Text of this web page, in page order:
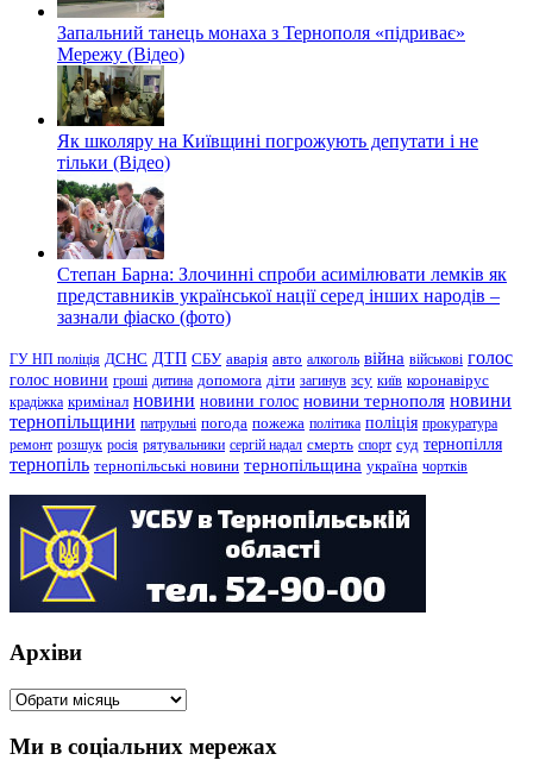
Запальний танець монаха з Тернополя «підриває»
Мережу (Відео)
Як школяру на Київщині погрожують депутати і не
тільки (Відео)
Степан Барна: Злочинні спроби асимілювати лемків як
представників української нації серед інших народів –
зазнали фіаско (фото)
ГУ НП поліція ДСНС ДТП СБУ аварія авто алкоголь війна військові голос
голос новини гроші дитина допомога діти загинув зсу київ коронавірус
крадіжка кримінал новини новини голос новини тернополя новини
тернопільщини патрульні погода пожежа політика поліція прокуратура
ремонт розшук росія рятувальники сергій надал смерть спорт суд тернопілля
тернопіль тернопільські новини тернопільщина україна чортків
Архіви
Архіви
Ми в соціальних мережах